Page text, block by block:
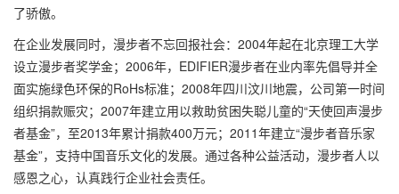
了骄傲。
在企业发展同时，漫步者不忘回报社会：2004年起在北京理工大学
设立漫步者奖学金；2006年，EDIFIER漫步者在业内率先倡导并全
面实施绿色环保的RoHs标准；2008年四川汶川地震，公司第一时间
组织捐款赈灾；2007年建立用以救助贫困失聪儿童的“天使回声漫步
者基金”，至2013年累计捐款400万元；2011年建立“漫步者音乐家
基金”，支持中国音乐文化的发展。通过各种公益活动，漫步者人以
感恩之心，认真践行企业社会责任。